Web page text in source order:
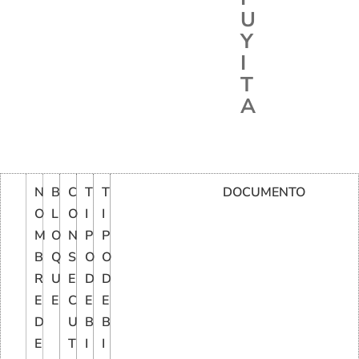
U
Y
I
T
A
N
O
M
B
R
E
D
E
B
L
O
Q
U
E
C
O
N
S
E
C
U
T
T
I
P
O
D
E
B
I
T
I
P
O
D
E
B
I
DOCUMENTO